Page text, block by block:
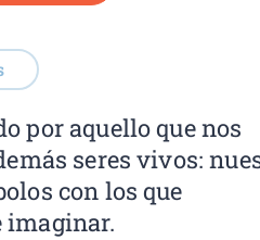
por aquello que nos
seres vivos:
con los que
imaginar.